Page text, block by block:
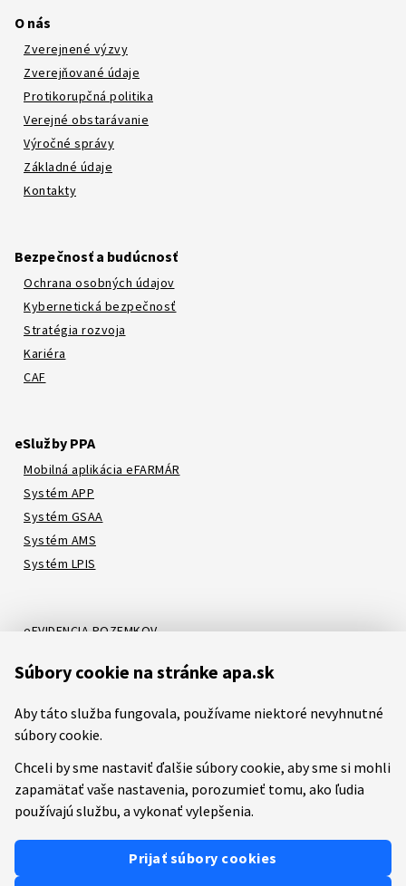
Súbory cookie na stránke apa.sk
Aby táto služba fungovala, používame niektoré nevyhnutné
súbory cookie.
Chceli by sme nastaviť ďalšie súbory cookie, aby sme si mohli
zapamätať vaše nastavenia, porozumieť tomu, ako ľudia
používajú službu, a vykonať vylepšenia.
Prijať súbory cookies
O nás
Zverejnené výzvy
Zverejňované údaje
Protikorupčná politika
Verejné obstarávanie
Výročné správy
Základné údaje
Kontakty
Bezpečnosť a budúcnosť
Ochrana osobných údajov
Kybernetická bezpečnosť
Stratégia rozvoja
Kariéra
CAF
eSlužby PPA
Mobilná aplikácia eFARMÁR
Systém APP
Systém GSAA
Systém AMS
Systém LPIS
eEVIDENCIA POZEMKOV
Systém LORI
Systém ITMS
Etický kódex Mapa stránok RSS Youtube Facebook
Predchádzajúca verzia stránky
Prevádzkovateľom služby jePôdohospodárska platobná
agentúra (PPA)